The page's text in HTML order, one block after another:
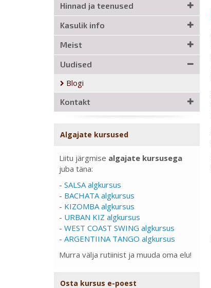
Hinnad ja teenused
Kasulik info
Meist
Uudised
Blogi
Kontakt
Algajate kursused
Liitu järgmise algajate kursusega
juba täna:
- SALSA algkursus
- BACHATA algkursus
- KIZOMBA algkursus
- URBAN KIZ algkursus
- WEST COAST SWING algkursus
- ARGENTIINA TANGO algkursus
Murra välja rutiinist ja muuda oma elu!
Osta kursus e-poest